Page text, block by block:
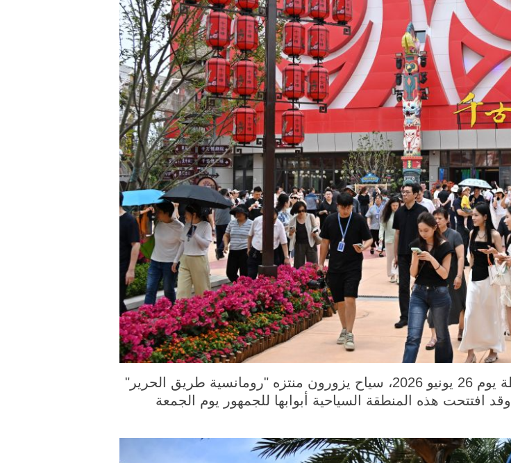
تشينغداو 27 يونيو 2026 (شينخوا) في الصورة الملتقطة يوم 26 يونيو 2026، سياح يزورون منتزه "رومانسية طريق الحرير"
هذه المنطقة السياحية أبوابها للجمهور يوم الجمعة